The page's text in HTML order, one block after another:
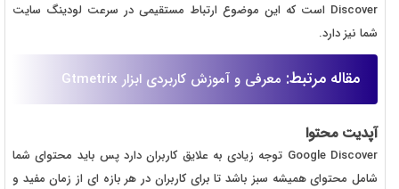
Discover است که این موضوع ارتباط مستقیمی در سرعت لودینگ سایت
شما نیز دارد.
مقاله مرتبط: معرفی و آموزش کاربردی ابزار Gtmetrix
آپدیت محتوا
Google Discover توجه زیادی به علایق کاربران دارد پس باید محتوای شما
شامل محتوای همیشه سبز باشد تا برای کاربران در هر بازه ای از زمان مفید و